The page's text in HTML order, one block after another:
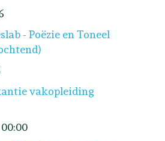
- Poëzie en Toneel
vakopleiding
00:00